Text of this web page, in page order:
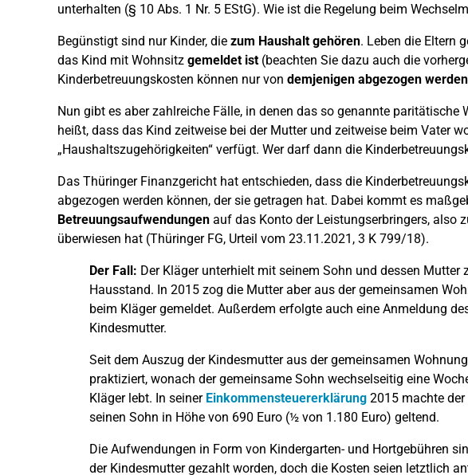
unterhalten (§ 10 Abs. 1 Nr. 5 EStG). Wie ist die Regelung beim
Begünstigt sind nur Kinder, die zum Haushalt gehören. Leben die Eltern
das Kind mit Wohnsitz gemeldet ist(beachten Sie dazu auch die
Kinderbetreuungskosten können nur von demjenigen abgezogen werden
Nun gibt es aber zahlreiche Fälle, in denen das so genannte paritätische
heißt, dass das Kind zeitweise bei der Mutter und zeitweise beim Vater
„Haushaltszugehörigkeiten“ verfügt. Wer darf dann die
Das Thüringer Finanzgericht hat entschieden, dass die
abgezogen werden können, der sie getragen hat. Dabei kommt es
Betreuungsaufwendungen auf das Konto der Leistungserbringers, also
überwiesen hat (Thüringer FG, Urteil vom 23.11.2021, 3 K 799/18).
Der Fall: Der Kläger unterhielt mit seinem Sohn und dessen Mutter
Hausstand. In 2015 zog die Mutter aber aus der gemeinsamen
beim Kläger gemeldet. Außerdem erfolgte auch eine Anmeldung
Kindesmutter.
Seit dem Auszug der Kindesmutter aus der gemeinsamen
praktiziert, wonach der gemeinsame Sohn wechselseitig eine
Kläger lebt. In seiner Einkommensteuererklärung 2015 machte
seinen Sohn in Höhe von 690 Euro (½ von 1.180 Euro) geltend.
Die Aufwendungen in Form von Kindergarten- und Hortgebühren
der Kindesmutter gezahlt worden, doch die Kosten seien letztlich